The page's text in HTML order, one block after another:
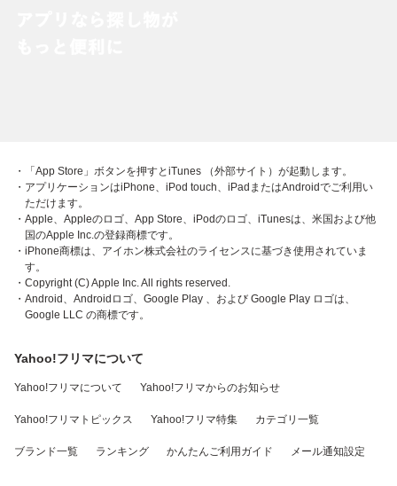
・「App Store」ボタンを押すとiTunes （外部サイト）が起動します。
・アプリケーションはiPhone、iPod touch、iPadまたはAndroidでご利用い
ただけます。
・Apple、Appleのロゴ、App Store、iPodのロゴ、iTunesは、米国および他
国のApple Inc.の登録商標です。
・iPhone商標は、アイホン株式会社のライセンスに基づき使用されていま
す。
・Copyright (C) Apple Inc. All rights reserved.
・Android、Androidロゴ、Google Play 、および Google Play ロゴは、
Google LLC の商標です。
Yahoo!フリマについて
Yahoo!フリマについて Yahoo!フリマからのお知らせ
Yahoo!フリマトピックス Yahoo!フリマ特集 カテゴリ一覧
ブランド一覧 ランキング かんたんご利用ガイド メール通知設定